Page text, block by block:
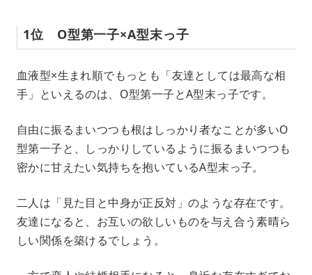
1位 O型第一子×A型末っ子
血液型×生まれ順でもっとも「友達としては最高な相
手」といえるのは、O型第一子とA型末っ子です。
自由に振るまいつつも根はしっかり者なことが多いO
型第一子と、しっかりしているように振るまいつつも
密かに甘えたい気持ちを抱いているA型末っ子。
二人は「見た目と中身が正反対」のような存在です。
友達になると、お互いの欲しいものを与え合う素晴ら
しい関係を築けるでしょう。